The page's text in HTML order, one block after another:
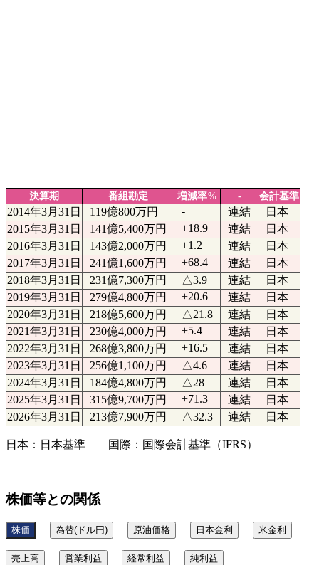
決算期 番組勘定 増減率% - 会計基準
2014年3月31日 119億800万円 - 連結
日本
2015年3月31日
141億5,400万円 +18.9 連結
日本
2016年3月31日
143億2,000万円 +1.2 連結
日本
2017年3月31日
241億1,600万円 +68.4 連結
日本
2018年3月31日
231億7,300万円 △3.9 連結
日本
2019年3月31日
279億4,800万円 +20.6 連結
日本
2020年3月31日
218億5,600万円 △21.8 連結
日本
2021年3月31日
230億4,000万円 +5.4 連結
日本
2022年3月31日
268億3,800万円 +16.5 連結
日本
2023年3月31日
256億1,100万円 △4.6 連結
日本
2024年3月31日
184億4,800万円 △28 連結
日本
2025年3月31日
315億9,700万円 +71.3 連結
日本
2026年3月31日
213億7,900万円 △32.3 連結 日本
日本：日本基準 国際：国際会計基準（IFRS）
株価等との関係
株価 為替(ドル円) 原油価格 日本金利 米金利
売上高 営業利益 経常利益 純利益